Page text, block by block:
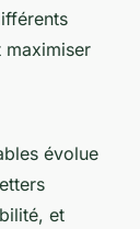
maximiser
évolue
et